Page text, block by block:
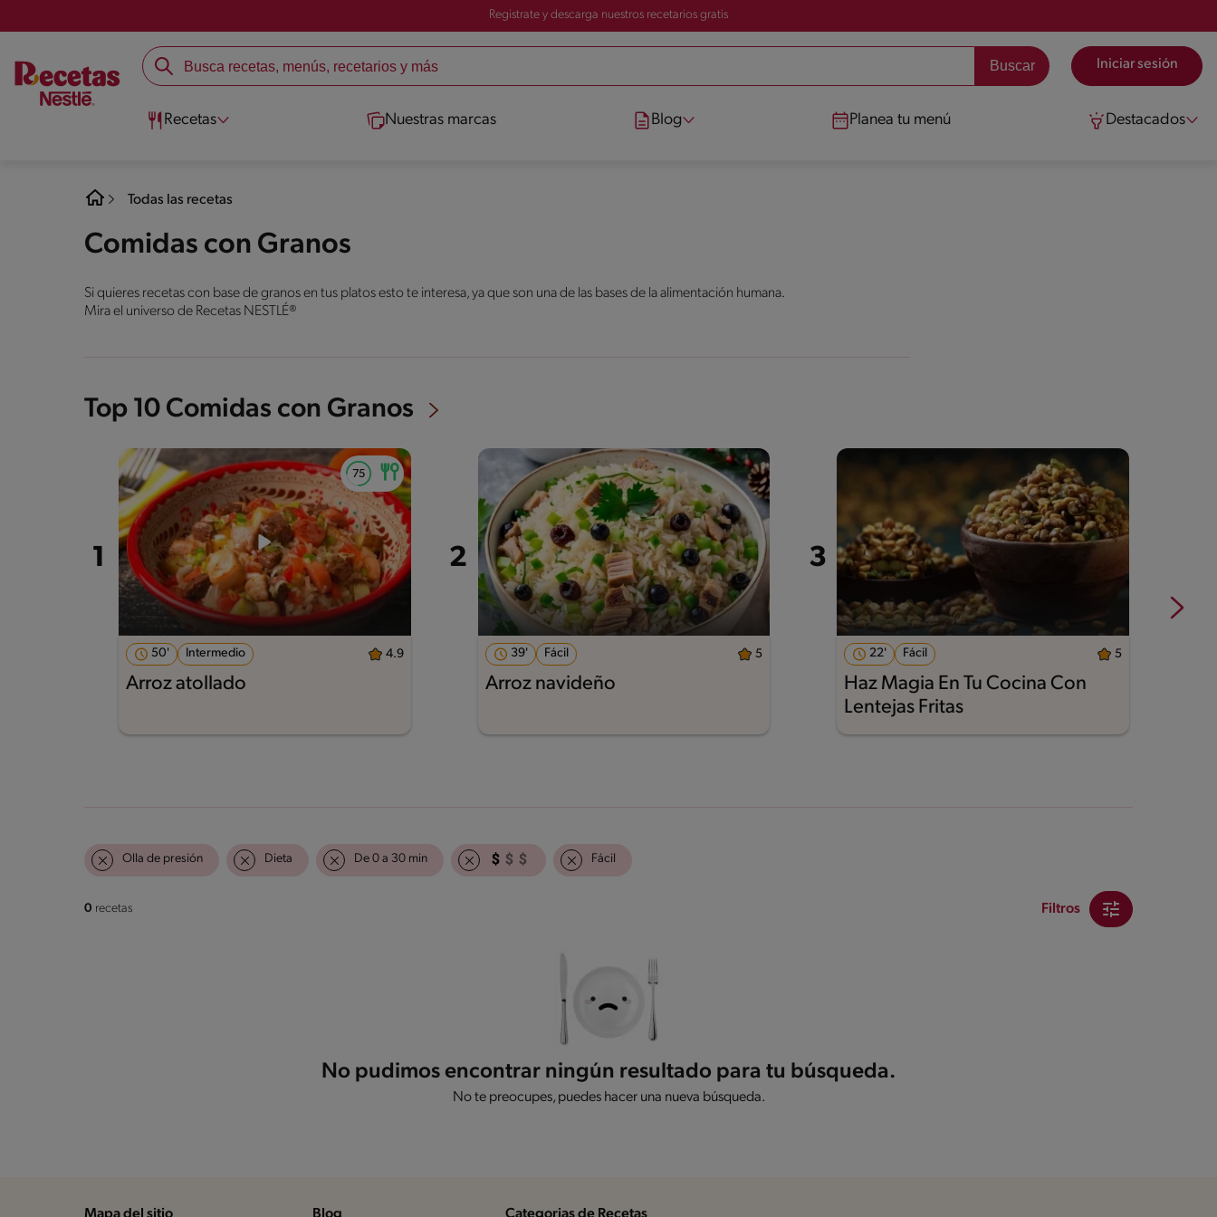
Registrate y descarga nuestros recetarios gratis
Iniciar sesión
Recetas Nuestras marcas Blog Planea tu menú Destacados
Todas las recetas
Comidas con Granos
Si quieres recetas con base de granos en tus platos esto te interesa, ya que son una de las bases de la alimentación humana.
Mira el universo de Recetas NESTLÉ®
Top 10 Comidas con Granos
50' Intermedio 4.9
Arroz atollado
39' Fácil 5
Arroz navideño
22' Fácil 5
Haz Magia En Tu Cocina Con
Lentejas Fritas
Olla de presión Dieta De 0 a 30 min Fácil
0 recetas Filtros
No pudimos encontrar ningún resultado para tu búsqueda.
No te preocupes, puedes hacer una nueva búsqueda.
Mapa del sitio Blog Categorias de Recetas